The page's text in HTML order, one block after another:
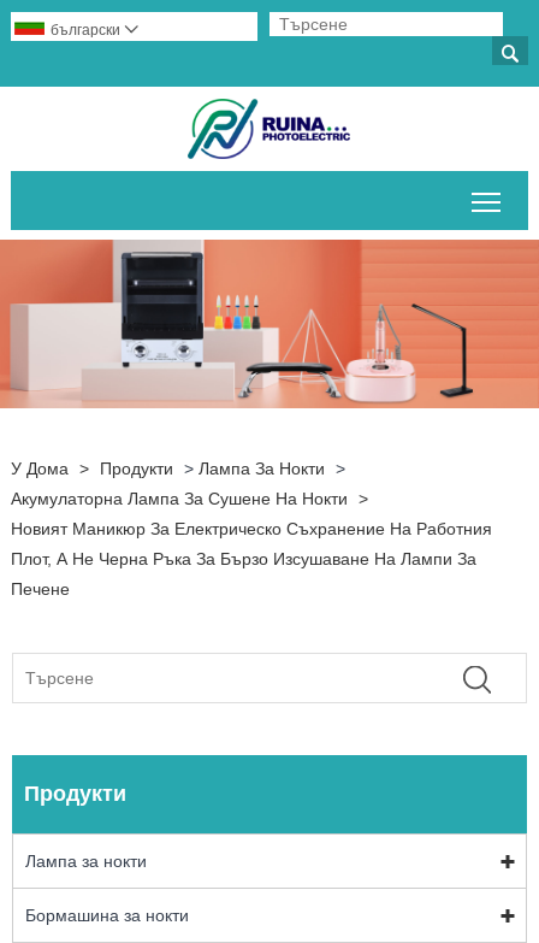

български 
У Дома > Продукти > Лампа За Нокти
>
Акумулаторна Лампа За Сушене На Нокти
>
Новият Маникюр За Електрическо Съхранение На Работния
Плот, А Не Черна Ръка За Бързо Изсушаване На Лампи За
Печене
Продукти
Лампа за нокти
Бормашина за нокти